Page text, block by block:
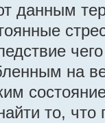
данным
на
то,